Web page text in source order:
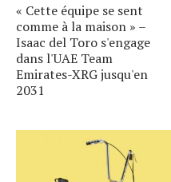
« Cette équipe se sent
comme à la maison » –
Isaac del Toro s'engage
dans l'UAE Team
Emirates-XRG jusqu'en
2031